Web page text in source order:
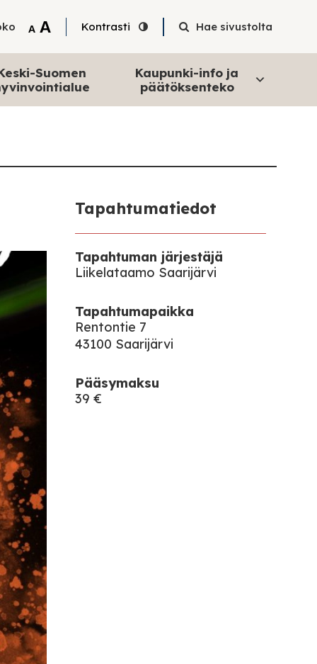
A Tekstin pienentäminen
A Tekstin suurentaminen
Kontrasti Hae sivustolta
Suomen
Kaupunki-info ja
päätöksenteko
Tapahtumatiedot
Tapahtuman järjestäjä
Liikelataamo Saarijärvi
Tapahtumapaikka
Rentontie 7
43100 Saarijärvi
Pääsymaksu
39 €